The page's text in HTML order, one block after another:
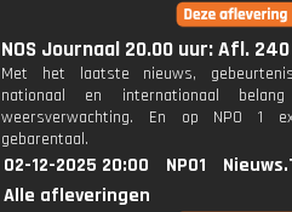
NOS Journaal 20.00 uur: Afl. 240
Met het laatste nieuws,
nationaal en internationaal
weersverwachting. En op NPO 1
gebarentaal.
02-12-2025 20:00 NPO1
Alle afleveringen